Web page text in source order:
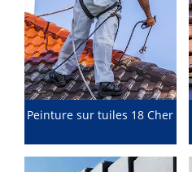
Peinture sur tuiles 18 Cher